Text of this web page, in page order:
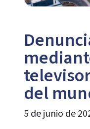
del
5 de junio de